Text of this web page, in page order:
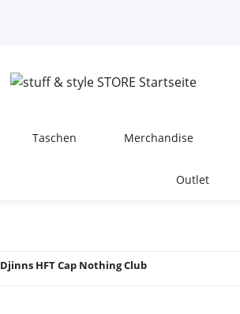
Taschen Merchandise
Outlet
Djinns HFT Cap Nothing Club